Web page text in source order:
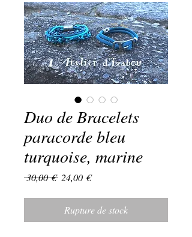
Duo de Bracelets
paracorde bleu
turquoise, marine
30,00 € Prix
24,00 €Prix
Rupture de stock